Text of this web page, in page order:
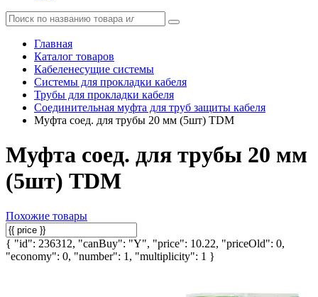
Главная
Каталог товаров
Кабеленесущие системы
Системы для прокладки кабеля
Трубы для прокладки кабеля
Соединительная муфта для труб защиты кабеля
Муфта соед. для трубы 20 мм (5шт) TDM
Муфта соед. для трубы 20 мм
(5шт) TDM
Похожие товары
{ "id": 236312, "canBuy": "Y", "price": 10.22, "priceOld": 0,
"economy": 0, "number": 1, "multiplicity": 1 }